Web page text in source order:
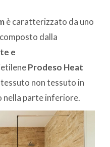
è caratterizzato da uno
dalla
e
Prodeso Heat
non tessuto in
parte inferiore.